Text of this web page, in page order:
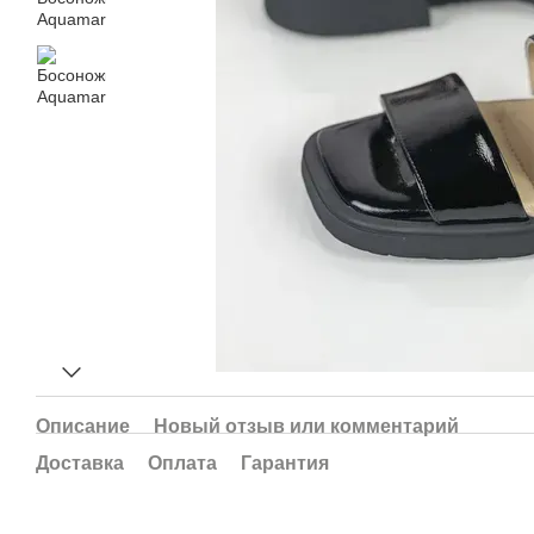
Описание
Новый отзыв или комментарий
Доставка
Оплата Гарантия